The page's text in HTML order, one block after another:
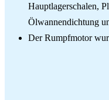
Hauptlagerschalen,
Ölwannendichtung
Der Rumpfmotor